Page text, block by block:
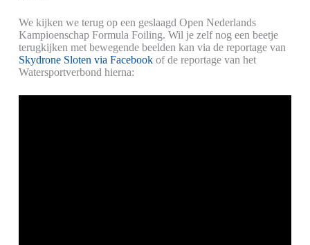
We kijken we terug op een geslaagd Open Nederlands
Kampioenschap Formula Foiling. Wil je zelf nog een beetje
terugkijken met bewegende beelden kan via de reportage van
Skydrone Sloten via Facebookof de reportage van het
Watersportverbond hierna: